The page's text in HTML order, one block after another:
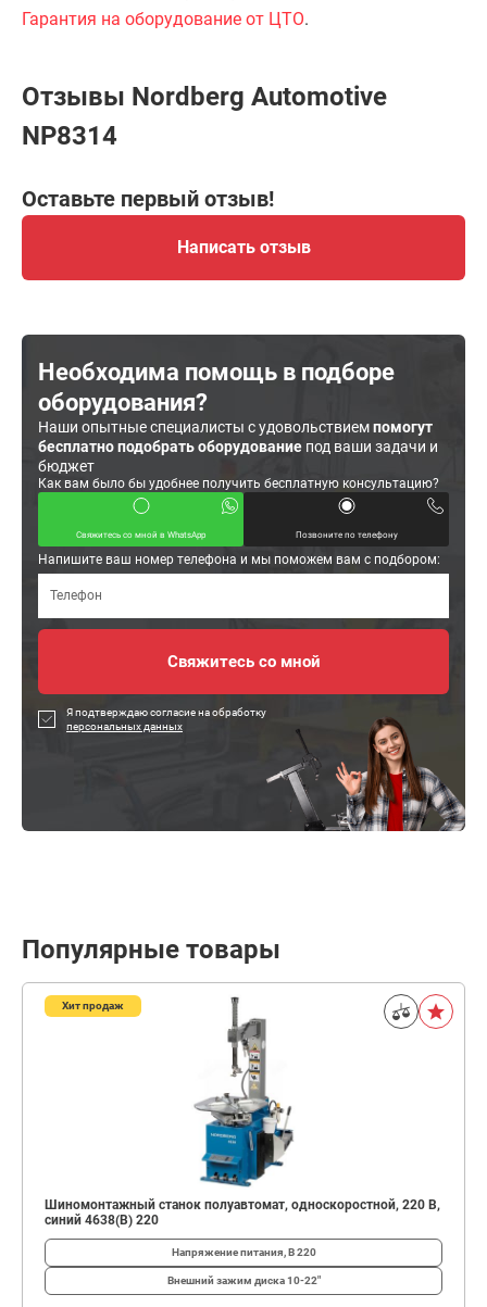
Гарантия на оборудование от ЦТО.
Отзывы Nordberg Automotive
NP8314
Оставьте первый отзыв!
Написать отзыв
Необходима помощь в подборе
оборудования?
Наши опытные специалисты с удовольствиемпомогут
бесплатно подобрать оборудование под ваши задачи и
бюджет
Как вам было бы удобнее получить бесплатную консультацию?
Свяжитесь со мной в WhatsApp Позвоните по телефону
Напишите ваш номер телефона и мы поможем вам с подбором:
Я подтверждаю согласие на обработку
персональных данных
Популярные товары
Хит продаж
Шиномонтажный станок полуавтомат, односкоростной, 220 В,
синий 4638(B) 220
Напряжение питания, В220
Внешний зажим диска10-22"